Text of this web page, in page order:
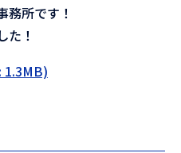
務所です！
た！
1.3MB)